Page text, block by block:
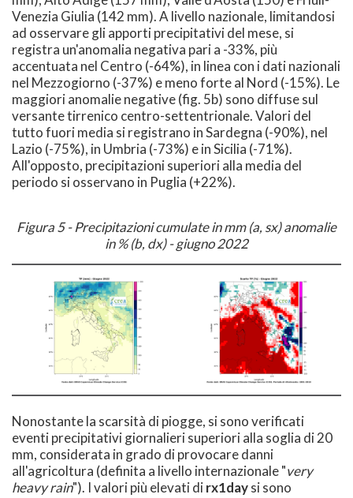
Venezia Giulia (142 mm). A livello nazionale, limitandosi
ad osservare gli apporti precipitativi del mese, si
registra un'anomalia negativa pari a -33%, più
accentuata nel Centro (-64%), in linea con i dati nazionali
nel Mezzogiorno (-37%) e meno forte al Nord (-15%). Le
maggiori anomalie negative (fig. 5b) sono diffuse sul
versante tirrenico centro-settentrionale. Valori del
tutto fuori media si registrano in Sardegna (-90%), nel
Lazio (-75%), in Umbria (-73%) e in Sicilia (-71%).
All'opposto, precipitazioni superiori alla media del
periodo si osservano in Puglia (+22%).
Figura 5 - Precipitazioni cumulate in mm (a, sx) anomalie
in % (b, dx) - giugno 2022
Nonostante la scarsità di piogge, si sono verificati
eventi precipitativi giornalieri superiori alla soglia di 20
mm, considerata in grado di provocare danni
all'agricoltura (definita a livello internazionale "very
heavy rain"). I valori più elevati dirx1daysi sono